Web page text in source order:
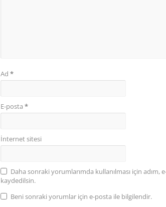
Ad *
E-posta *
İnternet sitesi
Daha sonraki yorumlarımda kullanılması için adım,
kaydedilsin.
Beni sonraki yorumlar için e-posta ile bilgilendir.